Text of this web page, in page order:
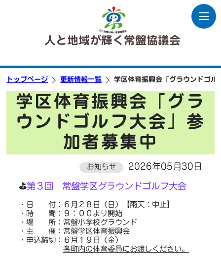
人と地域が輝く常盤協議会
トップページ 更新情報一覧 学区体育振興会「グラウンドゴル
学区体育振興会「グラ
ウンドゴルフ大会」参
加者募集中
お知らせ 2026年05月30日
⛳第３回 常盤学区グラウンドゴルフ大会
・日 付：６月２８日（日）【雨天：中止】
・時 間：９：００より開始
・場 所：常盤小学校グラウンド
・主 催：常盤学区体育振興会
・申込締切：６月１９日（金）
各町内の体育委員にお渡しください。